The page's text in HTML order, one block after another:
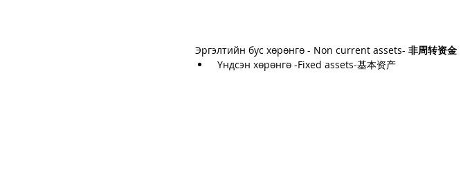
Эргэлтийн бус хөрөнгө - Non current assets- 非周转资金
Үндсэн хөрөнгө -Fixed assets-基本资产